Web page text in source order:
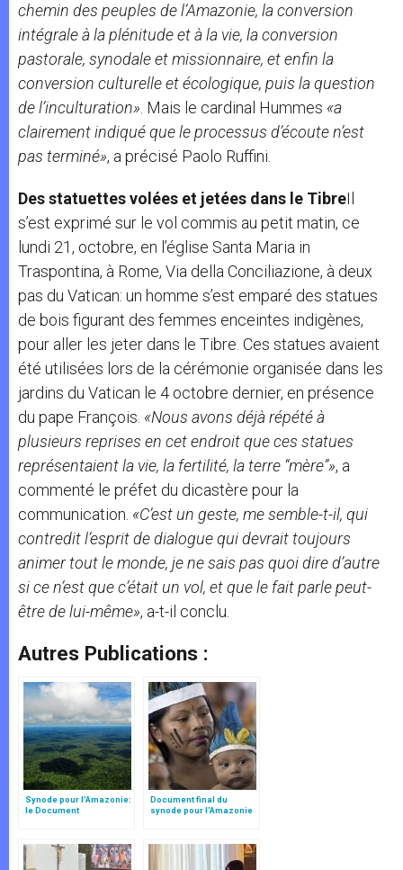
chemin des peuples de l’Amazonie, la conversion
intégrale à la plénitude et à la vie, la conversion
pastorale, synodale et missionnaire, et enfin la
conversion culturelle et écologique, puis la question
de l’inculturation». Mais le cardinal Hummes «a
clairement indiqué que le processus d’écoute n’est
pas terminé», a précisé Paolo Ruffini.
Des statuettes volées et jetées dans le TibreIl
s’est exprimé sur le vol commis au petit matin, ce
lundi 21, octobre, en l’église Santa Maria in
Traspontina, à Rome, Via della Conciliazione, à deux
pas du Vatican: un homme s’est emparé des statues
de bois figurant des femmes enceintes indigènes,
pour aller les jeter dans le Tibre. Ces statues avaient
été utilisées lors de la cérémonie organisée dans les
jardins du Vatican le 4 octobre dernier, en présence
du pape François. «Nous avons déjà répété à
plusieurs reprises en cet endroit que ces statues
représentaient la vie, la fertilité, la terre “mère”», a
commenté le préfet du dicastère pour la
communication. «C’est un geste, me semble-t-il, qui
contredit l’esprit de dialogue qui devrait toujours
animer tout le monde, je ne sais pas quoi dire d’autre
si ce n’est que c’était un vol, et que le fait parle peut-
être de lui-même», a-t-il conclu.
Autres Publications :
Synode pour l'Amazonie:
le Document
Document final du
synode pour l'Amazonie